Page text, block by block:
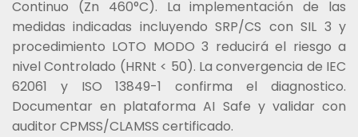
Continuo (Zn 460°C). La implementación de las
medidas indicadas incluyendo SRP/CS con SIL 3 y
procedimiento LOTO MODO 3 reducirá el riesgo a
nivel Controlado (HRNt < 50). La convergencia de IEC
62061 y ISO 13849-1 confirma el diagnostico.
Documentar en plataforma AI Safe y validar con
auditor CPMSS/CLAMSS certificado.